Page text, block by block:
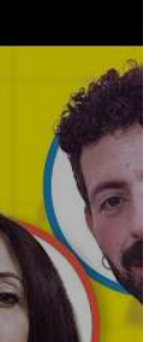
Alizee Ribolzi nel
yemenita di
yemenita di
alla